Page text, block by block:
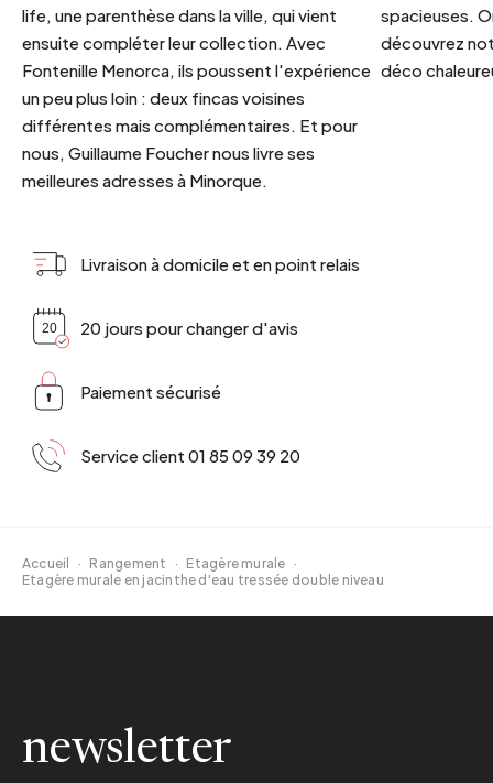
life, une parenthèse dans la ville, qui vient
ensuite compléter leur collection. Avec
Fontenille Menorca, ils poussent l'expérience
un peu plus loin : deux fincas voisines
différentes mais complémentaires. Et pour
nous, Guillaume Foucher nous livre ses
meilleures adresses à Minorque.
spacieuses.
découvrez
déco
Livraison à domicile et en point relais
20 jours pour changer d'avis
Paiement sécurisé
Service client 01 85 09 39 20
Accueil · Rangement · Etagère murale ·
Etagère murale en jacinthe d'eau tressée double niveau
newsletter